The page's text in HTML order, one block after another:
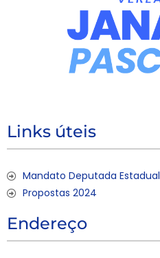
Links úteis
Mandato Deputada Estadual
Propostas 2024
Endereço